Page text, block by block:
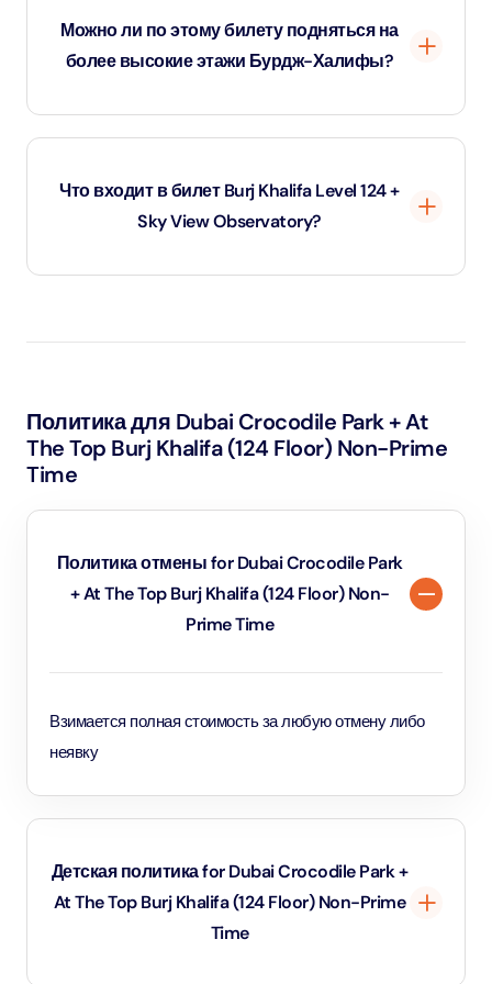
ориентирован на семейное посещение, с доступными
для колясок дорожками и информационными
возрастов.
Можно ли по этому билету подняться на
более высокие этажи Бурдж-Халифы?
Нет, этот комбинированный билет дает доступ только
Что входит в билет Burj Khalifa Level 124 +
Sky View Observatory?
Политика для Dubai Crocodile Park + At
The Top Burj Khalifa (124 Floor) Non-Prime
Time
Политика отмены for Dubai Crocodile Park
+ At The Top Burj Khalifa (124 Floor) Non-
Prime Time
Взимается полная стоимость за любую отмену либо
неявку
Детская политика for Dubai Crocodile Park +
At The Top Burj Khalifa (124 Floor) Non-Prime
Time